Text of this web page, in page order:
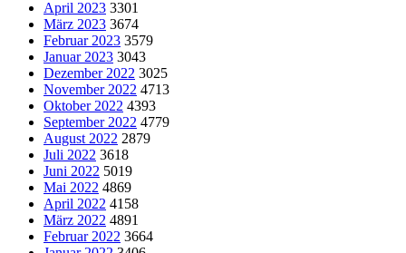
April 2023 3301
März 2023 3674
Februar 2023 3579
Januar 2023 3043
Dezember 2022 3025
November 2022 4713
Oktober 2022 4393
September 2022 4779
August 2022 2879
Juli 2022 3618
Juni 2022 5019
Mai 2022 4869
April 2022 4158
März 2022 4891
Februar 2022 3664